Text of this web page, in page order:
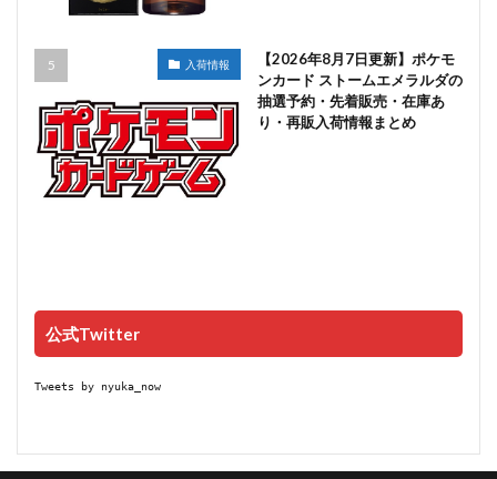
入荷情報
【2026年8月7日更新】ポケモ
ンカード ストームエメラルダの
抽選予約・先着販売・在庫あ
り・再販入荷情報まとめ
公式Twitter
Tweets by nyuka_now